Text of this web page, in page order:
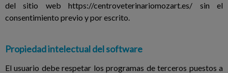
del sitio web https://centroveterinariomozart.es/ sin el
consentimiento previo y por escrito.
Propiedad intelectual del software
El usuario debe respetar los programas de terceros puestos a